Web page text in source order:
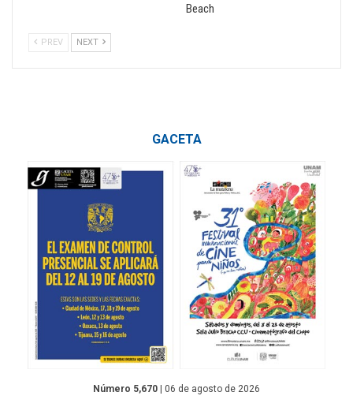
Beach
PREV NEXT
GACETA
Número 5,670 | 06 de agosto de 2026